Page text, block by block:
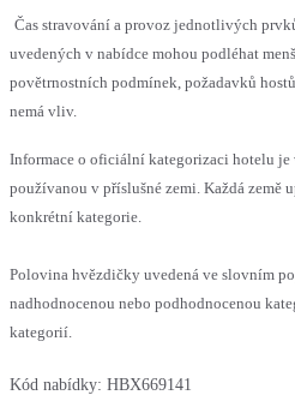
Čas stravování a provoz jednotlivých
uvedených v nabídce mohou podléhat
povětrnostních podmínek, požadavků
nemá vliv.
Informace o oficiální kategorizaci hotelu je
používanou v příslušné zemi. Každá
konkrétní kategorie.
Polovina hvězdičky uvedená ve slovním
nadhodnocenou nebo podhodnocenou
kategorií.
Kód nabídky: HBX669141